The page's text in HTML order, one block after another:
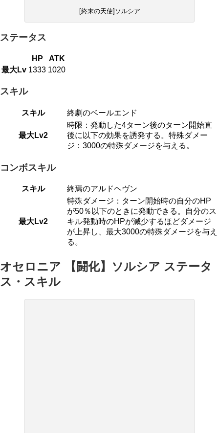
[終末の天使]ソルシア
ステータス
HP
ATK
最大Lv 1333 1020
スキル
スキル 終劇のベールエンド
最大Lv2
時限：発動した4ターン後のターン開始直
後に以下の効果を誘発する。特殊ダメー
ジ：3000の特殊ダメージを与える。
コンボスキル
スキル 終焉のアルドヘヴン
最大Lv2
特殊ダメージ：ターン開始時の自分のHP
が50％以下のときに発動できる。自分のス
キル発動時のHPが減少するほどダメージ
が上昇し、最大3000の特殊ダメージを与え
る。
オセロニア 【闘化】ソルシア ステータ
ス・スキル